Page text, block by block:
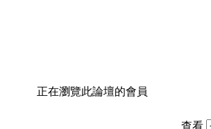
正在瀏覽此論壇的會員
查看